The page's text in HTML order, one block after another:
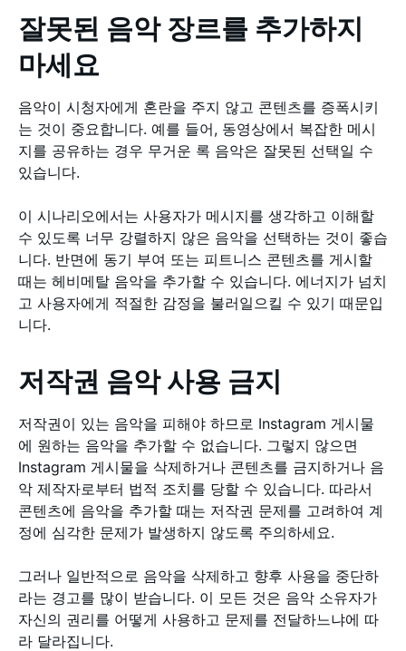
잘못된 음악 장르를 추가하지
마세요
음악이 시청자에게 혼란을 주지 않고 콘텐츠를 증폭시키
는 것이 중요합니다. 예를 들어, 동영상에서 복잡한 메시
지를 공유하는 경우 무거운 록 음악은 잘못된 선택일 수
있습니다.
이 시나리오에서는 사용자가 메시지를 생각하고 이해할
수 있도록 너무 강렬하지 않은 음악을 선택하는 것이 좋습
니다. 반면에 동기 부여 또는 피트니스 콘텐츠를 게시할
때는 헤비메탈 음악을 추가할 수 있습니다. 에너지가 넘치
고 사용자에게 적절한 감정을 불러일으킬 수 있기 때문입
니다.
저작권 음악 사용 금지
저작권이 있는 음악을 피해야 하므로 Instagram 게시물
에 원하는 음악을 추가할 수 없습니다. 그렇지 않으면
Instagram 게시물을 삭제하거나 콘텐츠를 금지하거나 음
악 제작자로부터 법적 조치를 당할 수 있습니다. 따라서
콘텐츠에 음악을 추가할 때는 저작권 문제를 고려하여 계
정에 심각한 문제가 발생하지 않도록 주의하세요.
그러나 일반적으로 음악을 삭제하고 향후 사용을 중단하
라는 경고를 많이 받습니다. 이 모든 것은 음악 소유자가
자신의 권리를 어떻게 사용하고 문제를 전달하느냐에 따
라 달라집니다.